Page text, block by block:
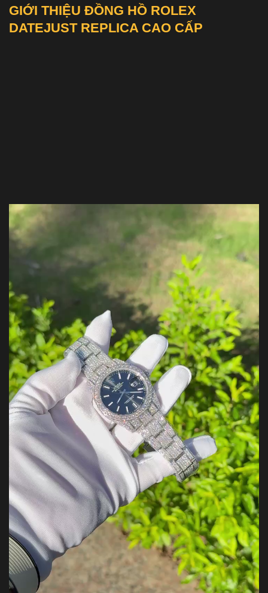
GIỚI THIỆU ĐỒNG HỒ ROLEX
DATEJUST REPLICA CAO CẤP